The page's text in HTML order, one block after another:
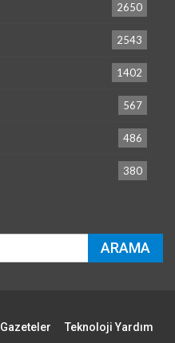
2650
2543
1402
567
486
380
Gazeteler Teknoloji Yardım